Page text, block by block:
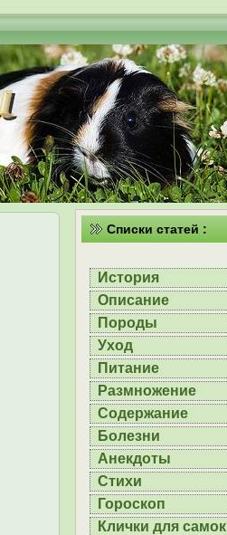
Списки статей :
История
Описание
Породы
Уход
Питание
Размножение
Содержание
Болезни
Анекдоты
Стихи
Гороскоп
Клички для самок